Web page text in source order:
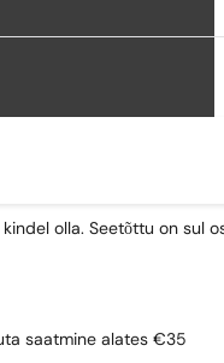
olla. Seetõttu on sul
saatmine alates €35